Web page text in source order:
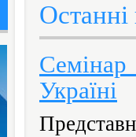
Україні